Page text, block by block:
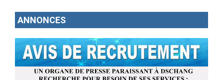
ANNONCES